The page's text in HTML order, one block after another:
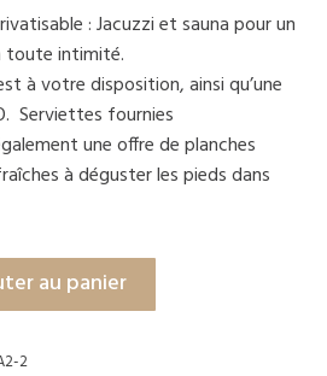
: Jacuzzi et sauna pour un
toute intimité.
à votre disposition, ainsi qu’une
Serviettes fournies
une offre de planches
à déguster les pieds dans
au panier
2